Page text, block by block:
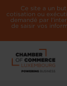
Ce site a un
cotisation ou
demandé par
de saisir vos